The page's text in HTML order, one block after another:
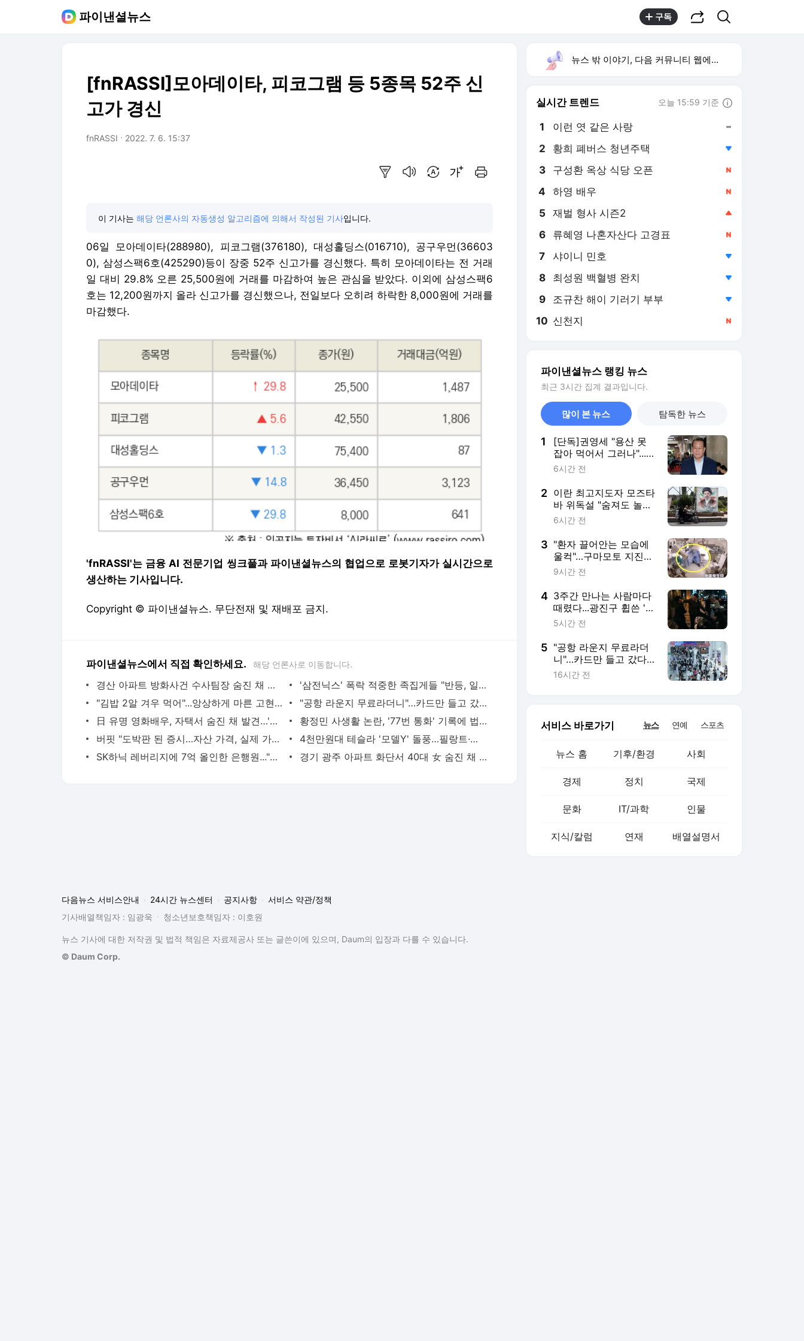
파이낸셜뉴스 구독
[fnRASSI]모아데이타, 피코그램 등 5종목 52주 신
고가 경신
fnRASSI 2022. 7. 6. 15:37
이 기사는 해당 언론사의 자동생성 알고리즘에 의해서 작성된 기사입니다.
06일 모아데이타(288980), 피코그램(376180), 대성홀딩스(016710), 공구우먼(36603
0), 삼성스팩6호(425290)등이 장중 52주 신고가를 경신했다. 특히 모아데이타는 전 거래
일 대비 29.8% 오른 25,500원에 거래를 마감하여 높은 관심을 받았다. 이외에 삼성스팩6
호는 12,200원까지 올라 신고가를 경신했으나, 전일보다 오히려 하락한 8,000원에 거래를
마감했다.
'fnRASSI'는 금융 AI 전문기업 씽크풀과 파이낸셜뉴스의 협업으로 로봇기자가 실시간으로
생산하는 기사입니다.
Copyright © 파이낸셜뉴스. 무단전재 및 재배포 금지.
파이낸셜뉴스에서 직접 확인하세요. 해당 언론사로 이동합니다.
경산 아파트 방화사건 수사팀장 숨진 채 발견…사망 경위 조사
'삼전닉스' 폭락 적중한 족집게들 "반등, 일회성 아니다"면서... AI 과잉투자엔 '우려'
"김밥 2알 겨우 먹어"...앙상하게 마른 고현정, 다이어트 아닌 '음식 공포증' 고백 [헬스톡]
"공항 라운지 무료라더니"…카드만 들고 갔다간 '헛걸음'
日 유명 영화배우, 자택서 숨진 채 발견…'마약투약 혐의'
황정민 사생활 논란, '77번 통화' 기록에 법조계 주목
버핏 "도박판 된 증시…자산 가격, 실제 가치보다 비싸"
4천만원대 테슬라 '모델Y' 돌풍…필랑트·액티언 판매 '직격탄'
SK하닉 레버리지에 7억 올인한 은행원..."한 달 만에 5억 증발" 멘붕
경기 광주 아파트 화단서 40대 女 숨진 채 발견…시신 옆엔 '이불'
뉴스 밖 이야기, 다음 커뮤니티 웹에서 보기
실시간 트렌드 오늘 15:59 기준
1 이런 엿 같은 사랑
2 황희 폐버스 청년주택
3 구성환 옥상 식당 오픈
4 하영 배우
5 재벌 형사 시즌2
6 류혜영 나혼자산다 고경표
7 샤이니 민호
8 최성원 백혈병 완치
9 조규찬 해이 기러기 부부
10 신천지
파이낸셜뉴스 랭킹 뉴스
최근 3시간 집계 결과입니다.
많이 본 뉴스 탐독한 뉴스
1
[단독]권영세 "용산 못
잡아 먹어서 그러나"...내
일 어린이정원서 성명
6시간 전
2 이란 최고지도자 모즈타
바 위독설 "숨져도 놀랍
지 않아"
6시간 전
3 "환자 끌어안는 모습에
울컥"…구마모토 지진
순간 日 수술실 CCTV
9시간 전
4 3주간 만나는 사람마다
때렸다...광진구 휩쓴 '상
습폭행'의 전말 [사건실
5시간 전
5 "공항 라운지 무료라더
니"…카드만 들고 갔다
간 '헛걸음'
16시간 전
서비스 바로가기 뉴스 연예 스포츠
뉴스 홈 기후/환경 사회
경제 정치 국제
문화 IT/과학 인물
지식/칼럼 연재 배열설명서
다음뉴스 서비스안내 24시간 뉴스센터 공지사항
서비스 약관/정책
기사배열책임자 : 임광욱
청소년보호책임자 : 이호원
뉴스 기사에 대한 저작권 및 법적 책임은 자료제공사 또는 글쓴이에 있으며, Daum의 입장과 다를 수 있습니다.
© Daum Corp.